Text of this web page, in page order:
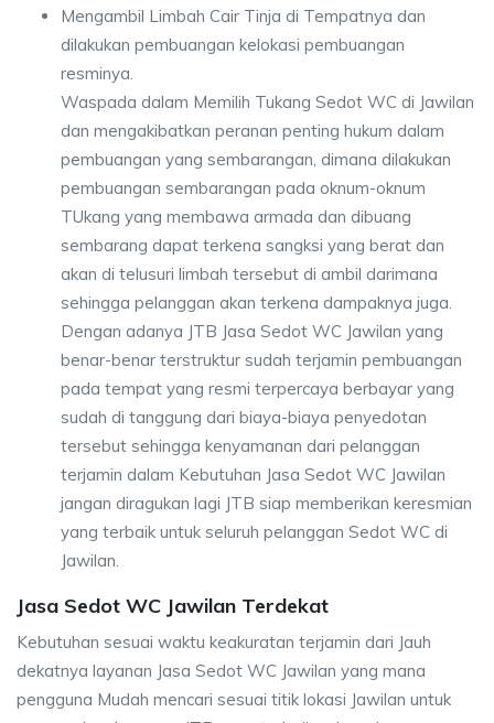
Mengambil Limbah Cair Tinja di Tempatnya dan
dilakukan pembuangan kelokasi pembuangan
resminya.
Waspada dalam Memilih Tukang Sedot WC di Jawilan
dan mengakibatkan peranan penting hukum dalam
pembuangan yang sembarangan, dimana dilakukan
pembuangan sembarangan pada oknum-oknum
TUkang yang membawa armada dan dibuang
sembarang dapat terkena sangksi yang berat dan
akan di telusuri limbah tersebut di ambil darimana
sehingga pelanggan akan terkena dampaknya juga.
Dengan adanya JTB Jasa Sedot WC Jawilan yang
benar-benar terstruktur sudah terjamin pembuangan
pada tempat yang resmi terpercaya berbayar yang
sudah di tanggung dari biaya-biaya penyedotan
tersebut sehingga kenyamanan dari pelanggan
terjamin dalam Kebutuhan Jasa Sedot WC Jawilan
jangan diragukan lagi JTB siap memberikan keresmian
yang terbaik untuk seluruh pelanggan Sedot WC di
Jawilan.
Jasa Sedot WC Jawilan Terdekat
Kebutuhan sesuai waktu keakuratan terjamin dari Jauh
dekatnya layanan Jasa Sedot WC Jawilan yang mana
pengguna Mudah mencari sesuai titik lokasi Jawilan untuk